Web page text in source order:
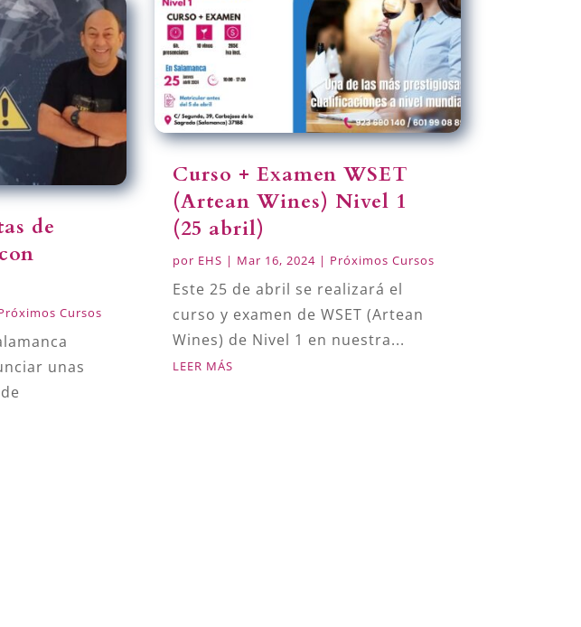
de
Cursos
unas
Curso + Examen WSET
(Artean Wines) Nivel 1
(25 abril)
por EHS | Mar 16, 2024| Próximos Cursos
Este 25 de abril se realizará el
curso y examen de WSET (Artean
Wines) de Nivel 1 en nuestra...
LEER MÁS